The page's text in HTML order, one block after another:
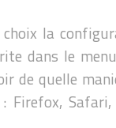
la
dans le
de quelle
Safari,